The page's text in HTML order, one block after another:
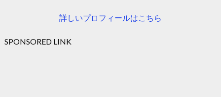
詳しいプロフィールはこちら
SPONSORED LINK